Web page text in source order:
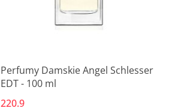
Perfumy Damskie Angel Schlesser
EDT - 100 ml
220.9